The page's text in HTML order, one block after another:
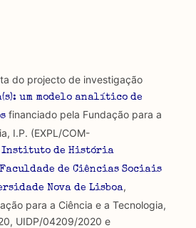
do projecto de investigação
um modelo analítico de
financiado pela Fundação para a
I.P. (EXPL/COM-
Instituto de História
Faculdade de Ciências Sociais
Nova de Lisboa,
para a Ciência e a Tecnologia,
UIDP/04209/2020 e